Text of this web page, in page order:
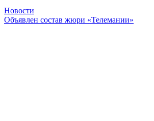
Новости
Объявлен состав жюри «Телемании»